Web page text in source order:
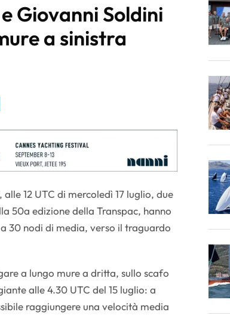
Giovanni Soldini
a sinistra
12 UTC di mercoledì 17 luglio, due
50a edizione della Transpac, hanno
30 nodi di media, verso il traguardo
a lungo mure a dritta, sullo scafo
alle 4.30 UTC del 15 luglio: a
raggiungere una velocità media